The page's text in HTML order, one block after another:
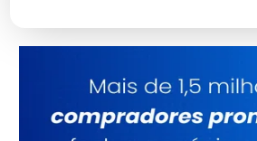
Normas
Acabamento